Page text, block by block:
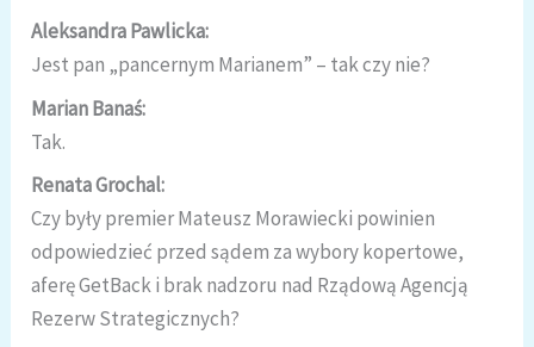
Aleksandra Pawlicka:
Jest pan „pancernym Marianem” – tak czy nie?
Marian Banaś:
Tak.
Renata Grochal:
Czy były premier Mateusz Morawiecki powinien
odpowiedzieć przed sądem za wybory kopertowe,
aferę GetBack i brak nadzoru nad Rządową Agencją
Rezerw Strategicznych?